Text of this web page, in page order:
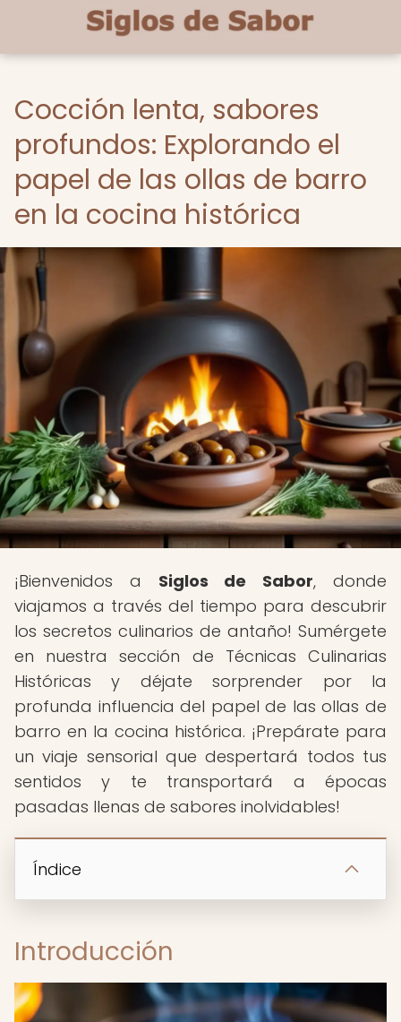
Cocción lenta, sabores
profundos: Explorando el
papel de las ollas de barro
en la cocina histórica
¡Bienvenidos a Siglos de Sabor, donde
viajamos a través del tiempo para descubrir
los secretos culinarios de antaño! Sumérgete
en nuestra sección de Técnicas Culinarias
Históricas y déjate sorprender por la
profunda influencia del papel de las ollas de
barro en la cocina histórica. ¡Prepárate para
un viaje sensorial que despertará todos tus
sentidos y te transportará a épocas
pasadas llenas de sabores inolvidables!
Índice
Introducción